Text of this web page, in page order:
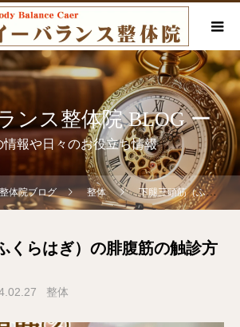
ンス整体院 BLOG ー
情報や日々のお役立ち情報
体院ブログ 整体 下腿三頭筋（ふくらはぎ）の腓腹筋の触診方法とほぐし方
くらはぎ）の腓腹筋の触診方
整体